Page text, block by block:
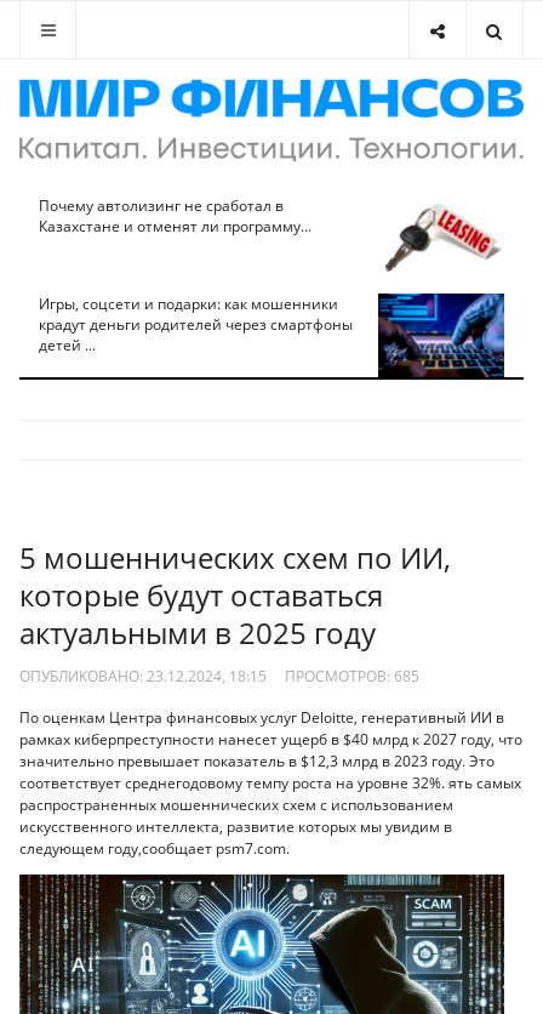
Почему автолизинг не сработал в
Казахстане и отменят ли программу...
Игры, соцсети и подарки: как мошенники
крадут деньги родителей через смартфоны
детей ...
5 мошеннических схем по ИИ,
которые будут оставаться
актуальными в 2025 году
ОПУБЛИКОВАНО: 23.12.2024, 18:15 ПРОСМОТРОВ: 685
По оценкам Центра финансовых услуг Deloitte, генеративный ИИ в
рамках киберпреступности нанесет ущерб в $40 млрд к 2027 году, что
значительно превышает показатель в $12,3 млрд в 2023 году. Это
соответствует среднегодовому темпу роста на уровне 32%. ять самых
распространенных мошеннических схем с использованием
искусственного интеллекта, развитие которых мы увидим в
следующем году,сообщает psm7.com.